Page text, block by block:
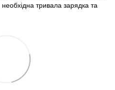
тривала зарядка та